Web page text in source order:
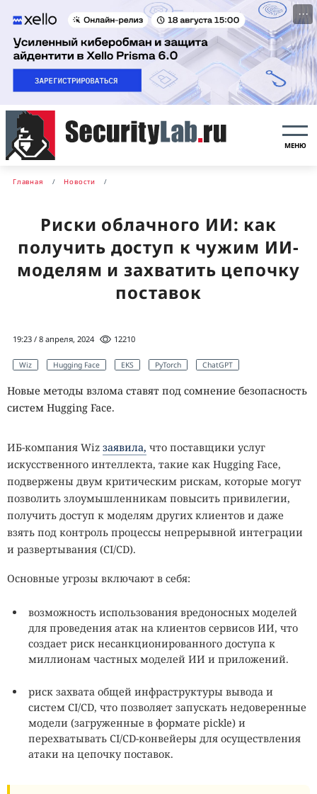
···
МЕНЮ
Главная Новости
Риски облачного ИИ: как
получить доступ к чужим ИИ-
моделям и захватить цепочку
поставок
19:23 / 8 апреля, 2024 12210
Wiz Hugging Face EKS PyTorch ChatGPT
Новые методы взлома ставят под сомнение безопасность
систем Hugging Face.
ИБ-компания Wiz заявила, что поставщики услуг
искусственного интеллекта, такие как Hugging Face,
подвержены двум критическим рискам, которые могут
позволить злоумышленникам повысить привилегии,
получить доступ к моделям других клиентов и даже
взять под контроль процессы непрерывной интеграции
и развертывания (CI/CD).
Основные угрозы включают в себя:
возможность использования вредоносных моделей
для проведения атак на клиентов сервисов ИИ, что
создает риск несанкционированного доступа к
миллионам частных моделей ИИ и приложений.
риск захвата общей инфраструктуры вывода и
систем CI/CD, что позволяет запускать недоверенные
модели (загруженные в формате pickle) и
перехватывать CI/CD-конвейеры для осуществления
атаки на цепочку поставок.